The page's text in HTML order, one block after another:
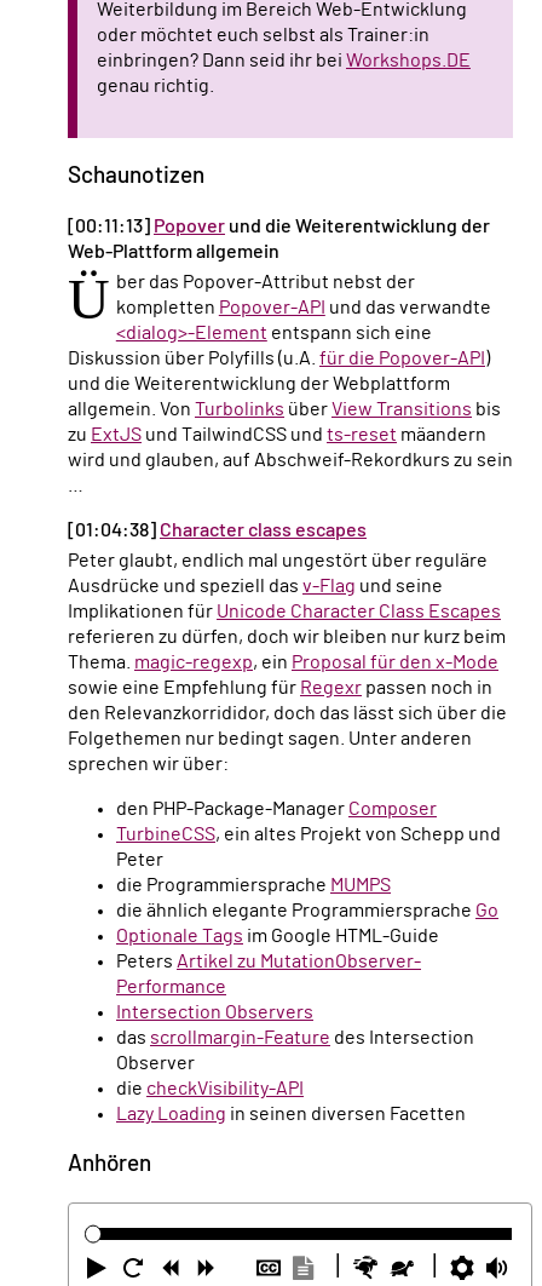
Weiterbildung im Bereich Web-Entwicklung
oder möchtet euch selbst als Trainer:in
einbringen? Dann seid ihr bei Workshops.DE
genau richtig.
Schaunotizen
[00:11:13] Popover und die Weiterentwicklung der
Web-Plattform allgemein
Ü ber das Popover-Attribut nebst der
kompletten Popover-API und das verwandte
<dialog>-Element entspann sich eine
Diskussion über Polyfills (u.A. für die Popover-API)
und die Weiterentwicklung der Webplattform
allgemein. Von Turbolinks überView Transitions bis
zu ExtJS und TailwindCSS und ts-reset mäandern
wird und glauben, auf Abschweif-Rekordkurs zu sein
[01:04:38] Character class escapes
Peter glaubt, endlich mal ungestört über reguläre
Ausdrücke und speziell das v-Flag und seine
Implikationen für Unicode Character Class Escapes
referieren zu dürfen, doch wir bleiben nur kurz beim
Thema. magic-regexp, ein Proposal für den x-Mode
sowie eine Empfehlung für Regexr passen noch in
den Relevanzkorrididor, doch das lässt sich über die
Folgethemen nur bedingt sagen. Unter anderen
sprechen wir über:
den PHP-Package-Manager Composer
TurbineCSS, ein altes Projekt von Schepp und
Peter
die Programmiersprache MUMPS
die ähnlich elegante Programmiersprache Go
Optionale Tags im Google HTML-Guide
Peters Artikel zu MutationObserver-
Performance
Intersection Observers
das scrollmargin-Feature des Intersection
Observer
die checkVisibility-API
Lazy Loading in seinen diversen Facetten
Anhören
Abspielen
Neustart
ZurückVorwärtsUntertitel
Transkription
Schneller
Langsamer